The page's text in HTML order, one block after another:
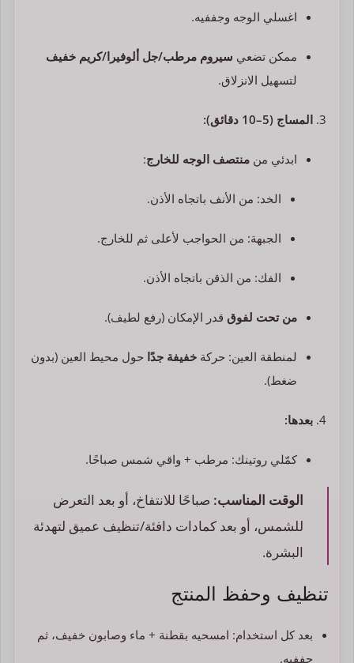
اغسلي الوجه وجففيه.
ممكن تضعي سيروم مرطب/جل ألوفيرا/كريم خفيف
لتسهيل الانزلاق.
المساج (5–10 دقائق):
ابدئي من منتصف الوجه للخارج:
الخد: من الأنف باتجاه الأذن.
الجبهة: من الحواجب لأعلى ثم للخارج.
الفك: من الذقن باتجاه الأذن.
من تحت لفوق قدر الإمكان (رفع لطيف).
لمنطقة العين: حركة خفيفة جدًا حول محيط العين (بدون
ضغط).
بعدها:
كمّلي روتينك: مرطب + واقي شمس صباحًا.
الوقت المناسب: صباحًا للانتفاخ، أو بعد التعرض
للشمس، أو بعد كمادات دافئة/تنظيف عميق لتهدئة
البشرة.
تنظيف وحفظ المنتج
بعد كل استخدام: امسحيه بقطنة + ماء وصابون خفيف، ثم
جففيه.